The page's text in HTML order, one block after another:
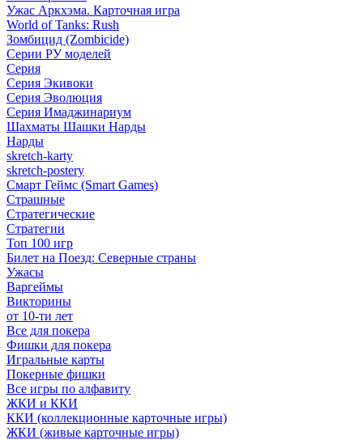
Ужас Аркхэма. Карточная игра
World of Tanks: Rush
Зомбицид (Zombicide)
Серии РУ моделей
Серия
Серия Экивоки
Серия Эволюция
Серия Имаджинариум
Шахматы Шашки Нарды
Нарды
skretch-karty
skretch-postery
Смарт Геймс (Smart Games)
Страшные
Стратегические
Стратегии
Топ 100 игр
Билет на Поезд: Северные страны
Ужасы
Варгеймы
Викторины
от 10-ти лет
Все для покера
Фишки для покера
Игральные карты
Покерные фишки
Все игры по алфавиту
ЖКИ и ККИ
ККИ (коллекционные карточные игры)
ЖКИ (живые карточные игры)